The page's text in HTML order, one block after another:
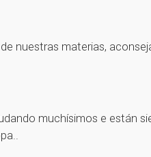
nuestras materias,
muchísimos e están